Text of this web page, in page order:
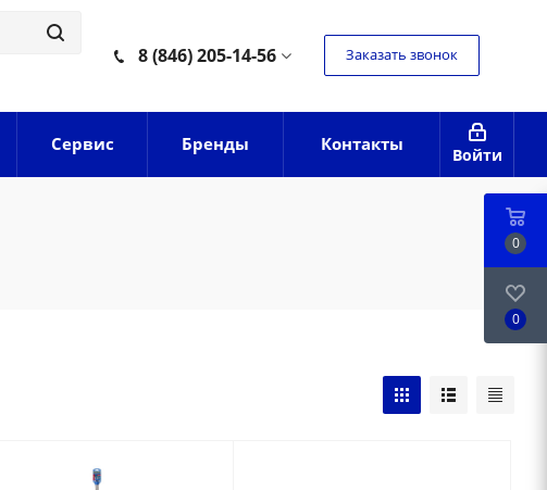
8 (846) 205-14-56 Заказать звонок
Войти
Сервис Бренды Контакты
0
0